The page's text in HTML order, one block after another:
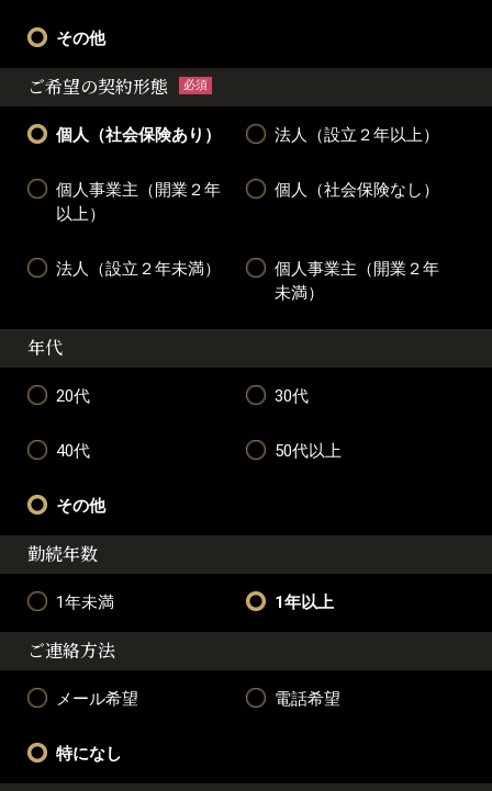
その他
ご希望の契約形態 必須
個人（社会保険あり） 法人（設立２年以上）
個人事業主（開業２年
以上）
個人（社会保険なし）
法人（設立２年未満）
個人事業主（開業２年
未満）
年代
20代 30代
40代 50代以上
その他
勤続年数
1年未満 1年以上
ご連絡方法
メール希望 電話希望
特になし